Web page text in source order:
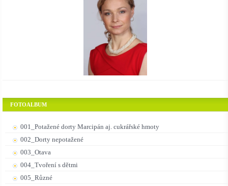
FOTOALBUM
001_Potažené dorty Marcipán aj. cukrářské hmoty
002_Dorty nepotažené
003_Otava
004_Tvoření s dětmi
005_Různé